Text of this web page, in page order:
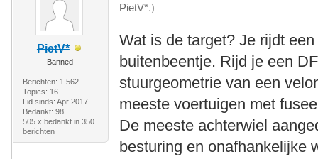
PietV*
Banned
Berichten: 1.562
Topics: 16
Lid sinds: Apr 2017
Bedankt: 98
505 x bedankt in 350
berichten
PietV*.)
Wat is de target? Je rijdt
buitenbeentje. Rijd je een
stuurgeometrie van een
meeste voertuigen met
De meeste achterwiel
besturing en onafhankelijke